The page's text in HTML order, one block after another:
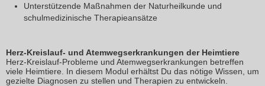
Unterstützende Maßnahmen der Naturheilkunde und
schulmedizinische Therapieansätze
Herz-Kreislauf- und Atemwegserkrankungen der Heimtiere
Herz-Kreislauf-Probleme und Atemwegserkrankungen betreffen
viele Heimtiere. In diesem Modul erhältst Du das nötige Wissen, um
gezielte Diagnosen zu stellen und Therapien zu entwickeln.